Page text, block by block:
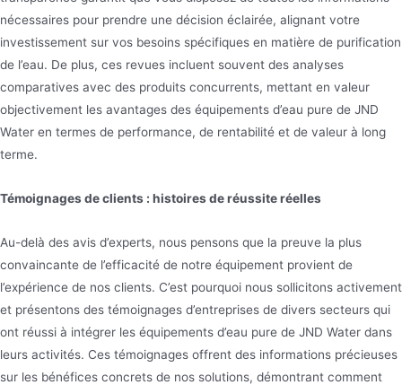
nécessaires pour prendre une décision éclairée, alignant votre
investissement sur vos besoins spécifiques en matière de purification
de l’eau. De plus, ces revues incluent souvent des analyses
comparatives avec des produits concurrents, mettant en valeur
objectivement les avantages des équipements d’eau pure de JND
Water en termes de performance, de rentabilité et de valeur à long
terme.
Témoignages de clients : histoires de réussite réelles
Au-delà des avis d’experts, nous pensons que la preuve la plus
convaincante de l’efficacité de notre équipement provient de
l’expérience de nos clients. C’est pourquoi nous sollicitons activement
et présentons des témoignages d’entreprises de divers secteurs qui
ont réussi à intégrer les équipements d’eau pure de JND Water dans
leurs activités. Ces témoignages offrent des informations précieuses
sur les bénéfices concrets de nos solutions, démontrant comment